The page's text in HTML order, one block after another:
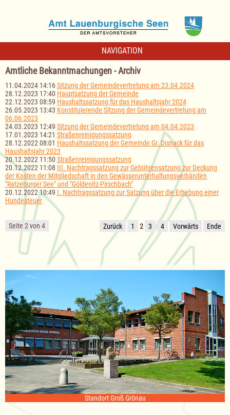
NAVIGATION
Amtliche Bekanntmachungen - Archiv
11.04.2024 14:16Sitzung der Gemeindevertretung am 23.04.2024
28.12.2023 17:40 Hauptsatzung der Gemeinde
22.12.2023 08:59 Haushaltssatzung für das Haushaltsjahr 2024
26.05.2023 13:43 Konstituierende Sitzung der Gemeindevertretung am
06.06.2023
24.03.2023 12:49 Sitzung der Gemeindevertretung am 04.04.2023
17.01.2023 14:21 Straßenreinigungssatzung
28.12.2022 08:01 Haushaltssatzung der Gemeinde Gr. Disnack für das
Haushaltsjahr 2023
20.12.2022 11:50 Straßenreinigungssatzung
20.12.2022 11:08 III. Nachtragssatzung zur Gebührensatzung zur Deckung
der Kosten der Mitgliedschaft in den Gewässerunterhaltungsverbänden
"Ratzeburger See" und "Göldenitz-Pirschbach"
20.12.2022 10:49 I. Nachtragssatzung zur Satzung über die Erhebung einer
Hundesteuer
Seite 2 von 4 Zurück 1 2 3 4 Vorwärts Ende
Standort Groß Grönau